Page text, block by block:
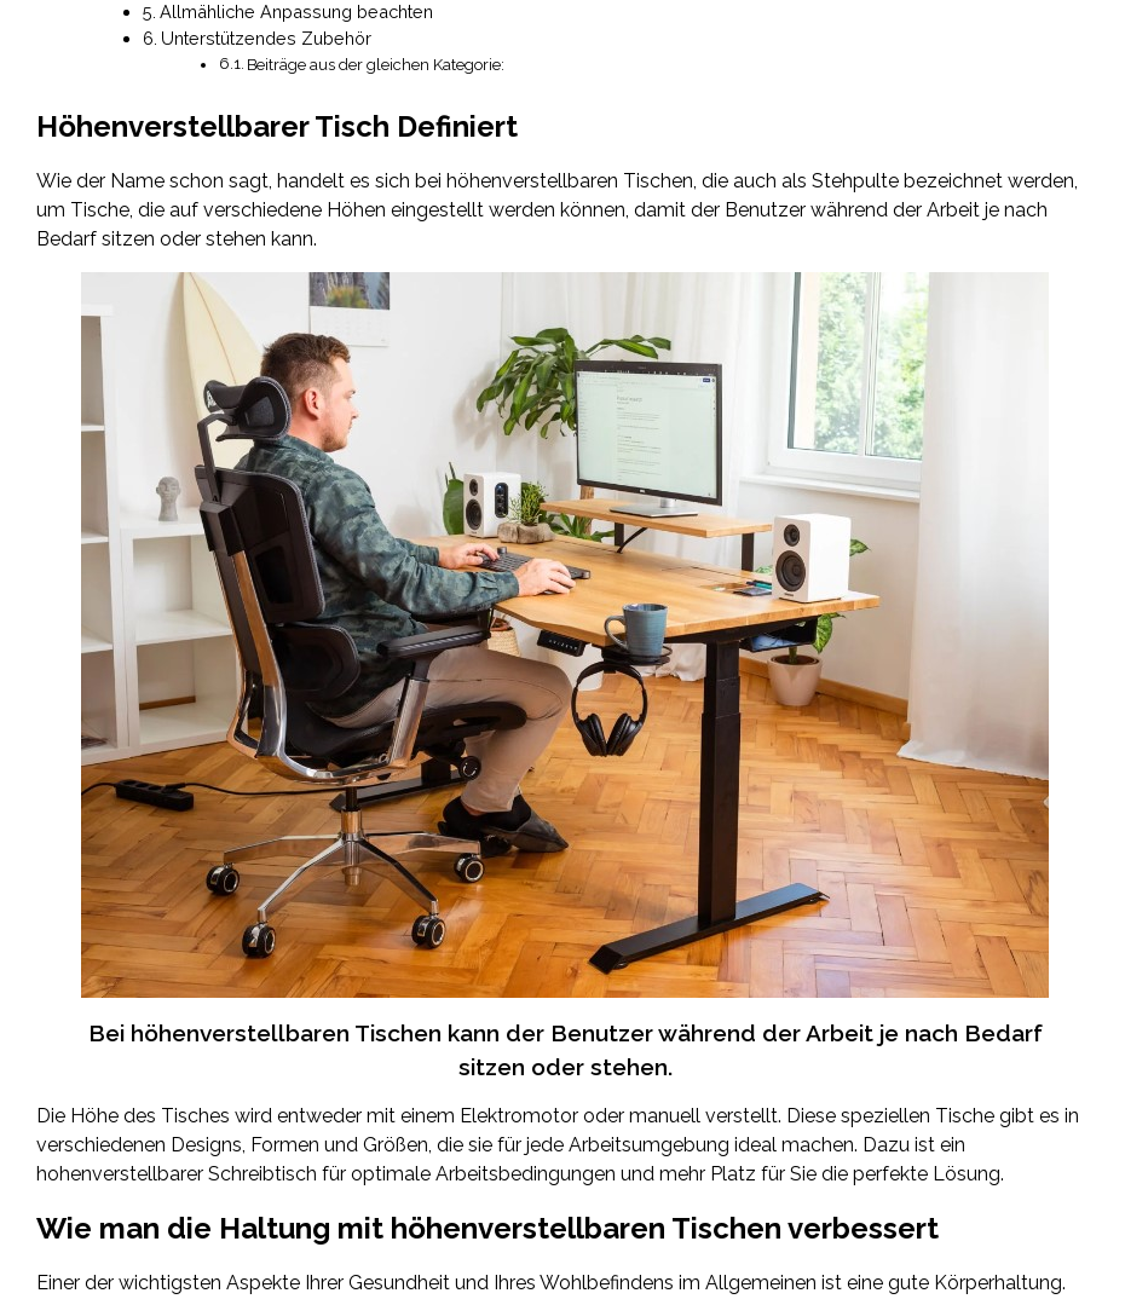
Allmähliche Anpassung beachten
Unterstützendes Zubehör
Beiträge aus der gleichen Kategorie:
Höhenverstellbarer Tisch Definiert
Wie der Name schon sagt, handelt es sich bei höhenverstellbaren Tischen, die auch als Stehpulte bezeichnet werden,
um Tische, die auf verschiedene Höhen eingestellt werden können, damit der Benutzer während der Arbeit je nach
Bedarf sitzen oder stehen kann.
Bei höhenverstellbaren Tischen kann der Benutzer während der Arbeit je nach Bedarf
sitzen oder stehen.
Die Höhe des Tisches wird entweder mit einem Elektromotor oder manuell verstellt. Diese speziellen Tische gibt es in
verschiedenen Designs, Formen und Größen, die sie für jede Arbeitsumgebung ideal machen. Dazu ist ein
hohenverstellbarer Schreibtisch für optimale Arbeitsbedingungen und mehr Platz für Sie die perfekte Lösung.
Wie man die Haltung mit höhenverstellbaren Tischen verbessert
Einer der wichtigsten Aspekte Ihrer Gesundheit und Ihres Wohlbefindens im Allgemeinen ist eine gute Körperhaltung.